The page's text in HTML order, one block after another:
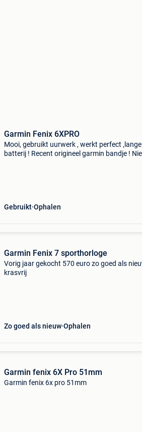
Garmin Fenix 6XPRO
Mooi, gebruikt uurwerk , werkt perfect ,lange
batterij ! Recent origineel garmin bandje !
Gebruikt Ophalen
Garmin Fenix 7 sporthorloge
Vorig jaar gekocht 570 euro zo goed als
krasvrij
Zo goed als nieuw Ophalen
Garmin fenix 6X Pro 51mm
Garmin fenix 6x pro 51mm